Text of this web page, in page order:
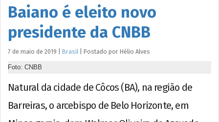
Baiano é eleito novo
presidente da CNBB
7 de maio de 2019 Brasil Postado por Hélio Alves
Foto: CNBB
Natural da cidade de Côcos (BA), na região de
Barreiras, o arcebispo de Belo Horizonte, em